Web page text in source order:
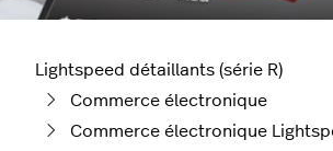
Lightspeed détaillants (série R)
Commerce électronique
Commerce électronique